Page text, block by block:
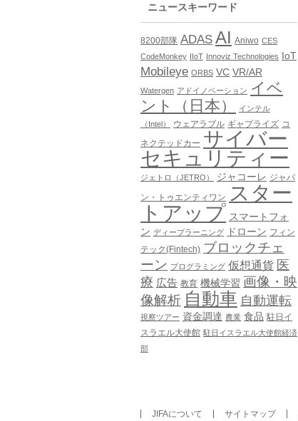
ニュースキーワード
8200部隊 ADAS AI Aniwo CES
CodeMonkey IIoT Innoviz Technologies IoT
Mobileye ORBS VC VR/AR
Watergen アドイノベーション イベ
ント（日本）
インテル
（Intel）
ウェアラブル ギャプライズ コ
ネクテッドカー サイバー
セキュリティー
ジェトロ（JETRO） ジャコーレ ジャパ
ン・トゥエンティワン
スター
トアップ スマートフォ
ン ディープラーニング ドローン フィン
テック(Fintech) ブロックチェ
ーン プログラミング 仮想通貨 医
療 広告 教育 機械学習 画像・映
像解析 自動車 自動運転
視察ツアー 資金調達 農業 食品 駐日イ
スラエル大使館 駐日イスラエル大使館経済
部
JIFAについて サイトマップ